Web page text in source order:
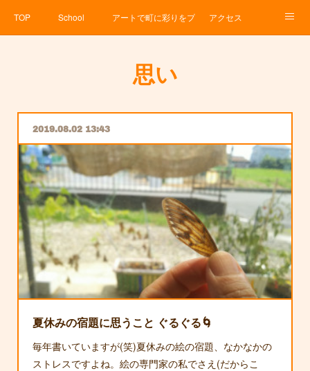
TOP School アートで町に彩りをプロジェクト
アクセス
思い
2019.08.02 13:43
夏休みの宿題に思うこと ぐるぐる🌀
毎年書いていますが(笑)夏休みの絵の宿題、なかなかの
ストレスですよね。絵の専門家の私でさえ(だからこ